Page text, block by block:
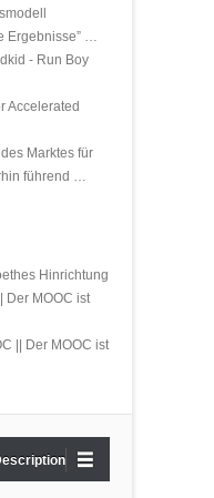
Ergebnisse” …
- Run Boy
Accelerated
Marktes für
führend …
Hinrichtung
Der MOOC ist
|| Der MOOC ist